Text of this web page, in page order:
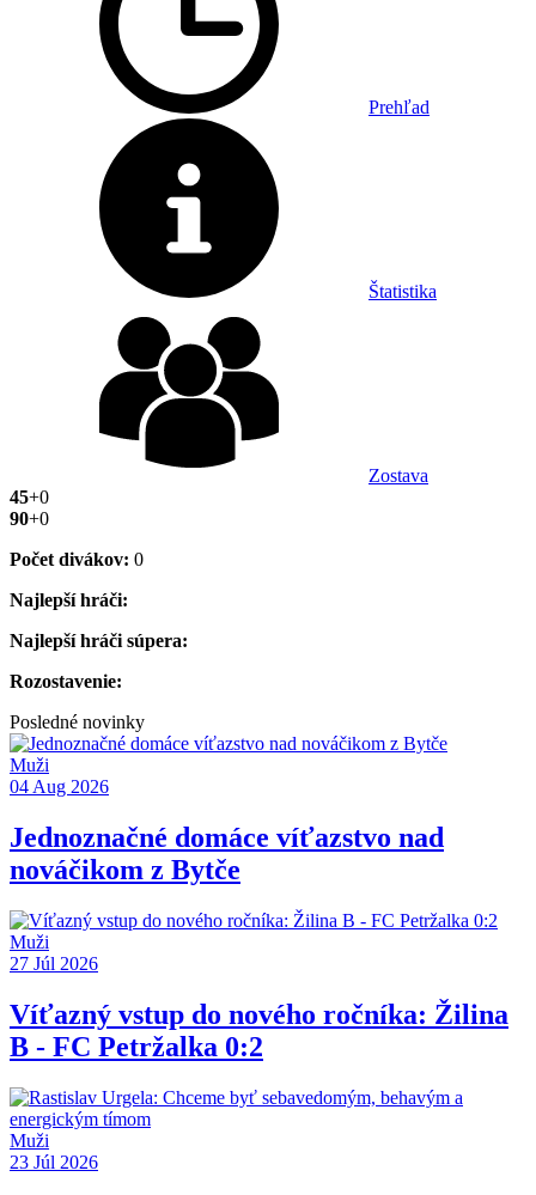
Prehľad
Štatistika
Zostava
45+0
90+0
Počet divákov: 0
Najlepší hráči:
Najlepší hráči súpera:
Rozostavenie:
Posledné novinky
Muži
04 Aug 2026
Jednoznačné domáce víťazstvo nad
nováčikom z Bytče
Muži
27 Júl 2026
Víťazný vstup do nového ročníka: Žilina
B - FC Petržalka 0:2
Muži
23 Júl 2026